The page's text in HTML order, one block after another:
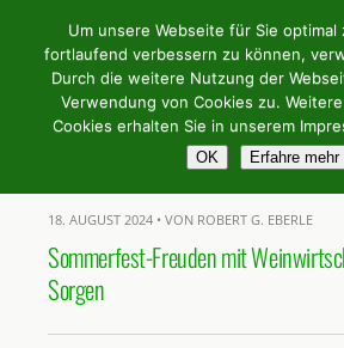
Weingilde
Tags › Katja
18. AUGUST 2024 • VON ROBERT G. EBERLE
Sommerfest-Freuden mit
Sorgen
Um unsere Webseite für Sie
fortlaufend verbessern zu können,
Durch die weitere Nutzung der
Verwendung von Cookies zu.
Cookies erhalten Sie in unserem
OK Erfahre mehr